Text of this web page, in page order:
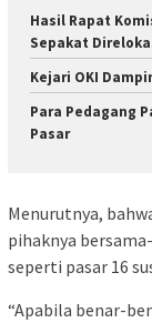
Hasil Rapat
Sepakat
Kejari OKI
Para Pedagang
Pasar
Menurutnya,
pihaknya
seperti pasar 16
“Apabila benar-